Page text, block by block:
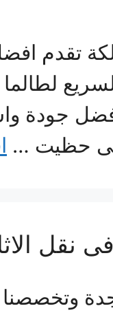
تقدم
لطالما
جودة
حظيت …
وتخصصنا